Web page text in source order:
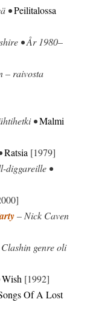
•Peilitalossa
• År 1980–
– raivosta
•Malmi
Ratsia [1979]
diggareille •
– Nick Caven
Clashin genre oli
Wish [1992]
Of A Lost